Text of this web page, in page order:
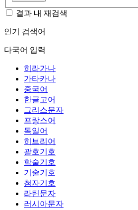
결과 내 재검색
인기 검색어
다국어 입력
히라가나
가타카나
중국어
한글고어
그리스문자
프랑스어
독일어
히브리어
괄호기호
학술기호
기술기호
첨자기호
라틴문자
러시아문자